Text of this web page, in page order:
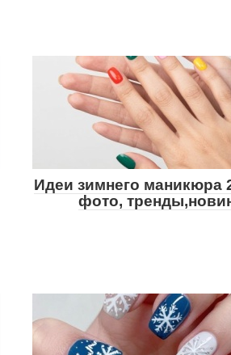
Идеи зимнего маникюра
фото,